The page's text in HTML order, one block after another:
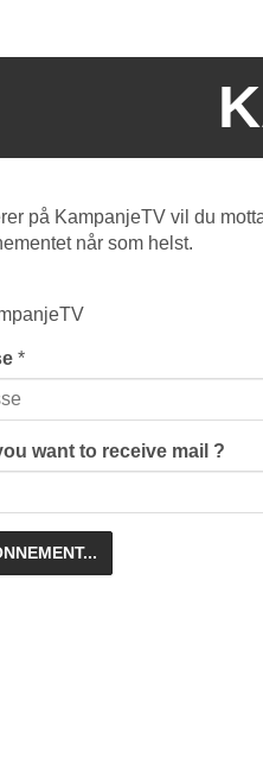
på KampanjeTV vil du
når som helst.
*
want to receive mail ?